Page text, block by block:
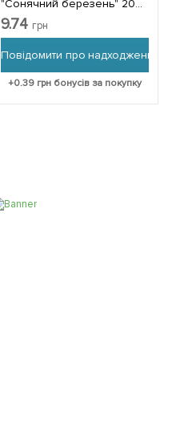
"Сонячний березень" 20шт
NEW
9.74 грн
Повідомити про надходження
+0.39грн бонусів за покупку